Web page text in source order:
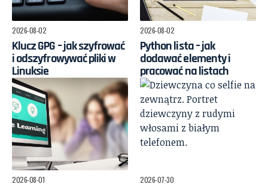
2026-08-02
Klucz GPG – jak szyfrować
i odszyfrowywać pliki w
Linuksie
2026-08-02
Python lista – jak
dodawać elementy i
pracować na listach
2026-08-01 2026-07-30